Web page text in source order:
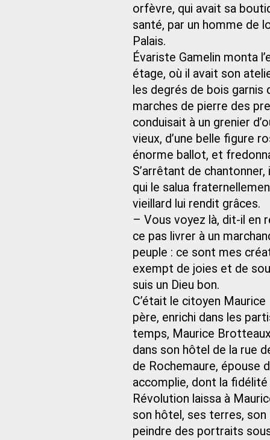
orfèvre, qui avait sa
santé, par un homme de
Palais.
Évariste Gamelin monta
étage, où il avait son
les degrés de bois garnis
marches de pierre des
conduisait à un grenier
vieux, d’une belle figure
énorme ballot, et
S’arrêtant de
qui le salua
vieillard lui rendit grâces.
– Vous voyez là, dit-il en
ce pas livrer à un
peuple : ce sont mes
exempt de joies et de
suis un Dieu bon.
C’était le citoyen
père, enrichi dans les
temps, Maurice
dans son hôtel de la rue
de Rochemaure, épouse
accomplie, dont la
Révolution laissa à
son hôtel, ses terres, son
peindre des portraits